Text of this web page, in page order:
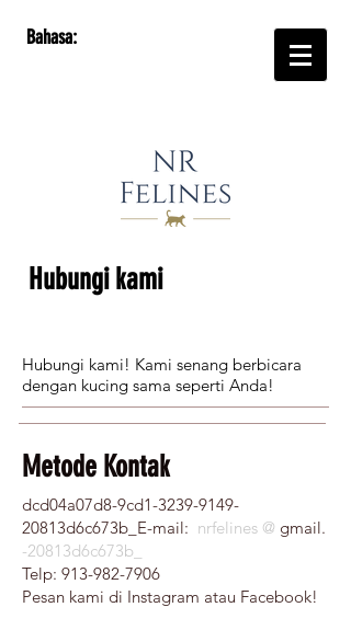
Bahasa:
Hubungi kami​
Hubungi kami! Kami senang berbicara
dengan kucing sama seperti Anda!
Metode Kontak
dcd04a07d8-9cd1-3239-9149-
20813d6c673b_E-mail: ​nrfelines @ gmail.
-20813d6c673b_
Telp: 913-982-7906
Pesan kami di Instagram atau Facebook!